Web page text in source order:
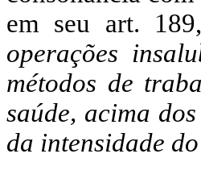
em seu art.
operações
métodos de
saúde, acima
da intensidade